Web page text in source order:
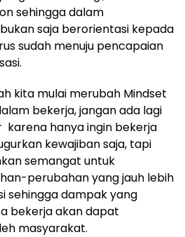
sehingga dalam
saja berorientasi kepada
sudah menuju pencapaian
kita mulai merubah Mindset
bekerja, jangan ada lagi
hanya ingin bekerja
kewajiban saja, tapi
semangat untuk
perubahan yang jauh lebih
sehingga dampak yang
bekerja akan dapat
masyarakat.